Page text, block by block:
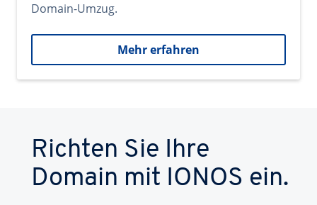
Domain-Umzug.
Mehr erfahren
Richten Sie Ihre
Domain mit IONOS ein.